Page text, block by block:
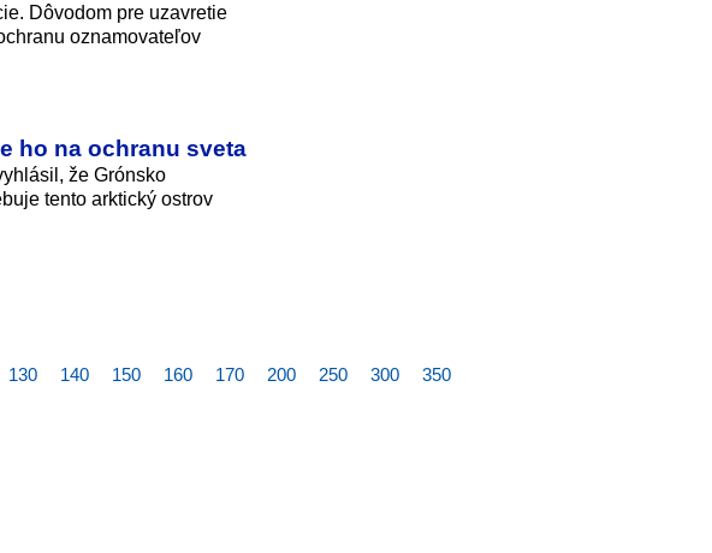
Dôvodom pre uzavretie
oznamovateľov
ho na ochranu sveta
že Grónsko
tento arktický ostrov
130 140 150 160 170 200 250 300 350